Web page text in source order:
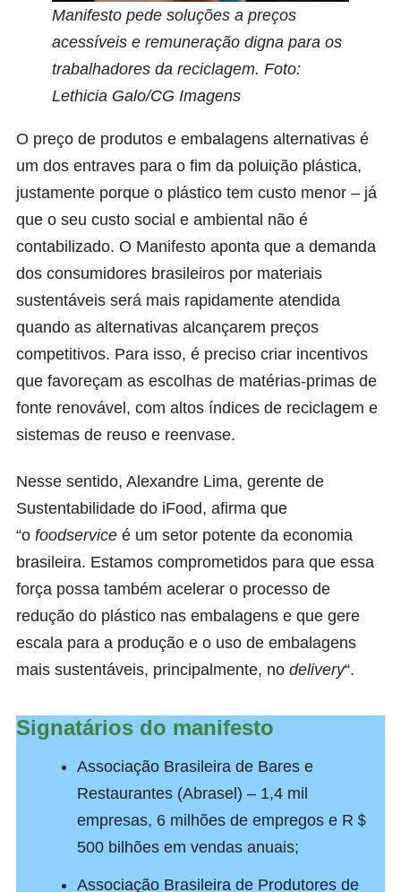
Manifesto pede soluções a preços
acessíveis e remuneração digna para os
trabalhadores da reciclagem. Foto:
Lethicia Galo/CG Imagens
O preço de produtos e embalagens alternativas é
um dos entraves para o fim da poluição plástica,
justamente porque o plástico tem custo menor – já
que o seu custo social e ambiental não é
contabilizado. O Manifesto aponta que a demanda
dos consumidores brasileiros por materiais
sustentáveis será mais rapidamente atendida
quando as alternativas alcançarem preços
competitivos. Para isso, é preciso criar incentivos
que favoreçam as escolhas de matérias-primas de
fonte renovável, com altos índices de reciclagem e
sistemas de reuso e reenvase.
Nesse sentido, Alexandre Lima, gerente de
Sustentabilidade do iFood, afirma que
“o foodservice é um setor potente da economia
brasileira. Estamos comprometidos para que essa
força possa também acelerar o processo de
redução do plástico nas embalagens e que gere
escala para a produção e o uso de embalagens
mais sustentáveis, principalmente, no delivery“.
Signatários do manifesto
Associação Brasileira de Bares e
Restaurantes (Abrasel) – 1,4 mil
empresas, 6 milhões de empregos e R＄
500 bilhões em vendas anuais;
Associação Brasileira de Produtores de